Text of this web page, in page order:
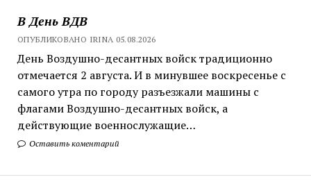
В День ВДВ
ОПУБЛИКОВАНО IRINA 05.08.2026
День Воздушно-десантных войск традиционно
отмечается 2 августа. И в минувшее воскресенье с
самого утра по городу разъезжали машины с
флагами Воздушно-десантных войск, а
действующие военнослужащие…
Оставить коментарий